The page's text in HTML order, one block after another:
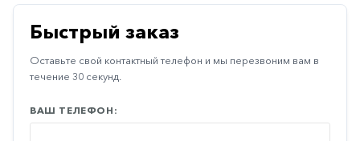
Паркинсон
Противоаллергические
Противовирусные
Противогрибковые
Быстрый заказ
Оставьте свой контактный телефон и мы перезвоним вам в
течение 30 секунд.
ВАШ ТЕЛЕФОН: